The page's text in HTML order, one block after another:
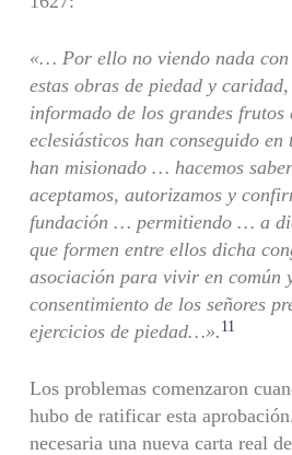
«… Por ello no viendo nada
estas obras de piedad y
informado de los grandes frutos
eclesiásticos han conseguido en
han misionado … hacemos
aceptamos, autorizamos y
fundación … permitiendo … a
que formen entre ellos dicha
asociación para vivir en común
consentimiento de los señores
ejercicios de piedad…». 11
Los problemas comenzaron
hubo de ratificar esta
necesaria una nueva carta real